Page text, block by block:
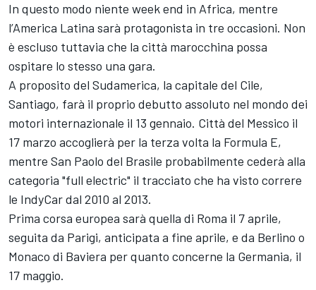
In questo modo niente week end in Africa, mentre
l’America Latina sarà protagonista in tre occasioni. Non
è escluso tuttavia che la città marocchina possa
ospitare lo stesso una gara.
A proposito del Sudamerica, la capitale del Cile,
Santiago, farà il proprio debutto assoluto nel mondo dei
motori internazionale il 13 gennaio. Città del Messico il
17 marzo accoglierà per la terza volta la Formula E,
mentre San Paolo del Brasile probabilmente cederà alla
categoria "full electric" il tracciato che ha visto correre
le IndyCar dal 2010 al 2013.
Prima corsa europea sarà quella di Roma il 7 aprile,
seguita da Parigi, anticipata a fine aprile, e da Berlino o
Monaco di Baviera per quanto concerne la Germania, il
17 maggio.